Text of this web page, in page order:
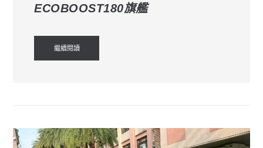
ECOBOOST180旗艦
繼續閱讀